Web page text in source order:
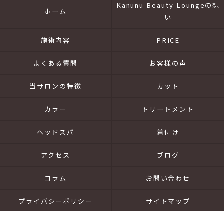
ホーム
Kanunu Beauty Loungeの想
い
施術内容 PRICE
よくある質問 お客様の声
当サロンの特徴 カット
カラー トリートメント
ヘッドスパ 着付け
アクセス ブログ
コラム お問い合わせ
プライバシーポリシー サイトマップ